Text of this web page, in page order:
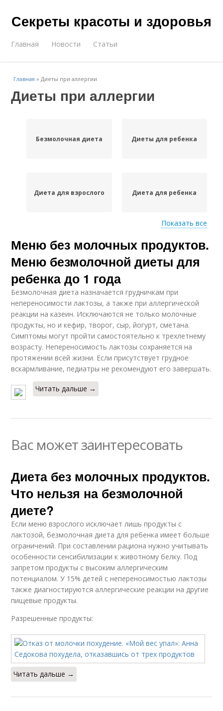
Секреты красоты и здоровья
Главная Новости Статьи
Главная »Диеты при аллергии
Диеты при аллергии
Безмолочная диета Диеты для ребенка
Диета для взрослого Диета для ребенка
Диета для взрослых
Показать все
Меню без молочных продуктов.
Меню безмолочной диеты для
ребенка до 1 года
Безмолочная диета назначается грудничкам при
непереносимости лактозы, а также при аллергической
реакции на казеин. Исключаются не только молочные
продукты, но и кефир, творог, сыр, йогурт, сметана.
Симптомы могут пройти самостоятельно к трехлетнему
возрасту. Непереносимость лактозы сохраняется на
протяжении всей жизни. Если присутствует грудное
вскармливание, педиатры не рекомендуют его завершать.
Читать дальше →
Вас может заинтересовать
Диета без молочных продуктов.
Что нельзя на безмолочной
диете?
Если меню взрослого исключает лишь продукты с
лактозой, безмолочная диета для ребенка имеет больше
ограничений. При составлении рациона нужно учитывать
особенности сенсибилизации к животному белку. Под
запретом продукты с высоким аллергическим
потенциалом. У 15% детей с непереносимостью лактозы
также диагностируются аллергические реакции на другие
пищевые продукты.
Разрешенные продукты:
Читать дальше →